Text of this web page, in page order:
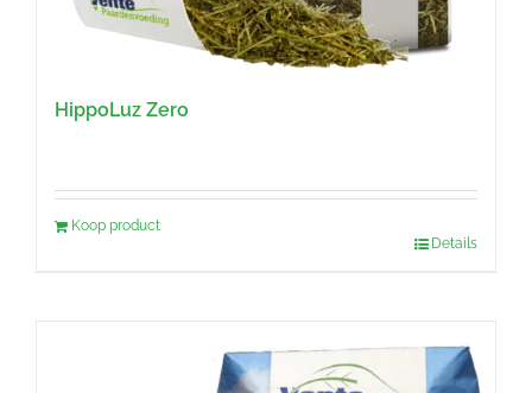
HippoLuz Zero
Koop product
Details